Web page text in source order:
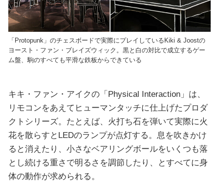
「Protopunk」のチェスボードで実際にプレイしているKiki & Joostの
ヨースト・ファン・ブレイズウィック。黒と白の対比で成立するゲー
ム盤、駒のすべても平滑な鉄板からできている
キキ・ファン・アイクの「Physical Interaction」は、
リモコンをあえてヒューマンタッチに仕上げたプロダ
クトシリーズ。たとえば、火打ち石を弾いて実際に火
花を散らすとLEDのランプが点灯する。息を吹きかけ
ると消えたり、小さなベアリングボールをいくつも落
とし続ける重さで明るさを調節したり、とすべてに身
体の動作が求められる。